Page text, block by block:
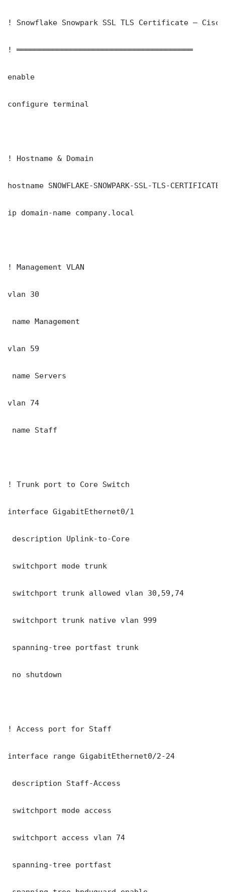
! Snowflake Snowpark SSL TLS Certificate —
! ═══════════════════════════════════════
enable
configure terminal
! Hostname & Domain
hostname SNOWFLAKE-SNOWPARK-SSL-TLS-CERTIFICATE-
ip domain-name company.local
! Management VLAN
vlan 30
name Management
vlan 59
name Servers
vlan 74
name Staff
! Trunk port to Core Switch
interface GigabitEthernet0/1
description Uplink-to-Core
switchport mode trunk
switchport trunk allowed vlan 30,59,74
switchport trunk native vlan 999
spanning-tree portfast trunk
no shutdown
! Access port for Staff
interface range GigabitEthernet0/2-24
description Staff-Access
switchport mode access
switchport access vlan 74
spanning-tree portfast